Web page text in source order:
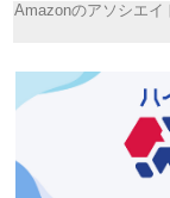
Amazonのアソシエイ